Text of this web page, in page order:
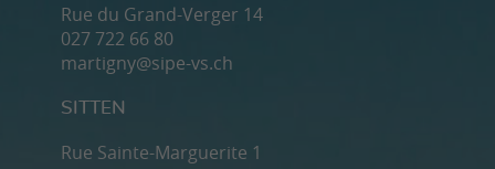
Rue du Grand-Verger 14
027 722 66 80
martigny@sipe-vs.ch
SITTEN
Rue Sainte-Marguerite 1